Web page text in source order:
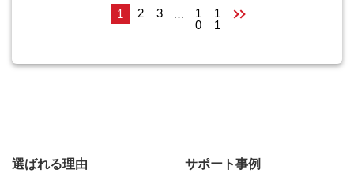
1 2 3 …
1
0
1
1
選ばれる理由 サポート事例